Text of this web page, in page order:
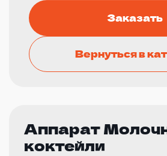
Заказать
Вернуться в
Аппарат
коктейли